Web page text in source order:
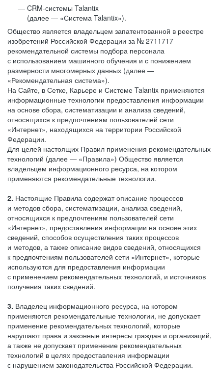
CRM-системы Talantix
(далее — «Система Talantix»).
Общество является владельцем запатентованной в реестре
изобретений Российской Федерации за № 2711717
рекомендательной системы подбора персонала
с использованием машинного обучения и с понижением
размерности многомерных данных (далее —
«Рекомендательная система»).
На Сайте, в Сетке, Карьере и Системе Talantix применяются
информационные технологии предоставления информации
на основе сбора, систематизации и анализа сведений,
относящихся к предпочтениям пользователей сети
«Интернет», находящихся на территории Российской
Федерации.
Для целей настоящих Правил применения рекомендательных
технологий (далее — «Правила») Общество является
владельцем информационного ресурса, на котором
применяются рекомендательные технологии.
2. Настоящие Правила содержат описание процессов
и методов сбора, систематизации, анализа сведений,
относящихся к предпочтениям пользователей сети
«Интернет», предоставления информации на основе этих
сведений, способов осуществления таких процессов
и методов, а также описание видов сведений, относящихся
к предпочтениям пользователей сети «Интернет», которые
используются для предоставления информации
с применением рекомендательных технологий, и источников
получения таких сведений.
3. Владелец информационного ресурса, на котором
применяются рекомендательные технологии, не допускает
применение рекомендательных технологий, которые
нарушают права и законные интересы граждан и организаций,
а также не допускает применение рекомендательных
технологий в целях предоставления информации
с нарушением законодательства Российской Федерации.